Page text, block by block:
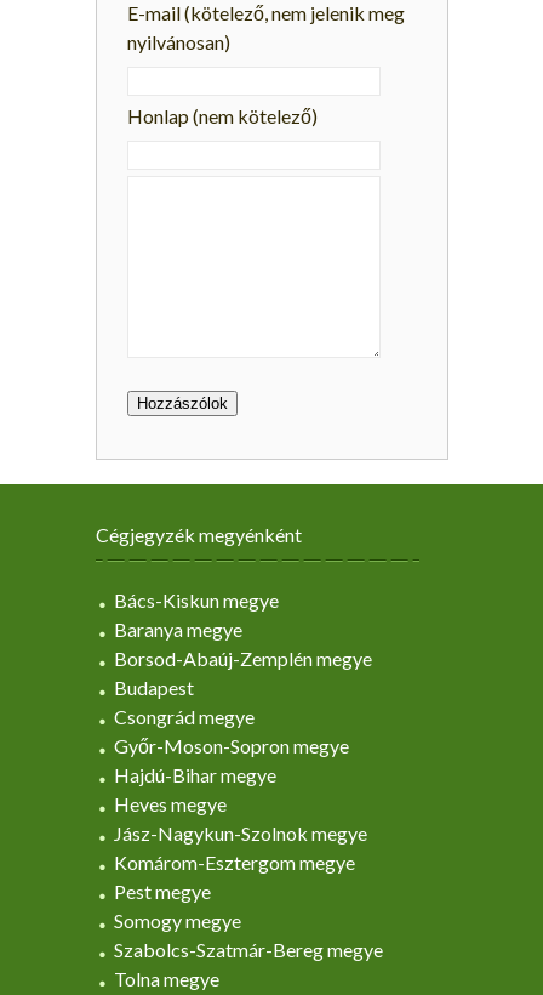
E-mail(kötelező, nem jelenik meg
nyilvánosan)
Honlap (nem kötelező)
Cégjegyzék megyénként
Bács-Kiskun megye
Baranya megye
Borsod-Abaúj-Zemplén megye
Budapest
Csongrád megye
Győr-Moson-Sopron megye
Hajdú-Bihar megye
Heves megye
Jász-Nagykun-Szolnok megye
Komárom-Esztergom megye
Pest megye
Somogy megye
Szabolcs-Szatmár-Bereg megye
Tolna megye